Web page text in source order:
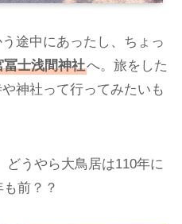
途中にあったし、ちょっ
冨士浅間神社へ。旅をした
神社って行ってみたいも
どうやら大鳥居は110年に
前？？